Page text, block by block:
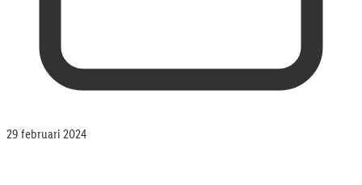
29 februari 2024